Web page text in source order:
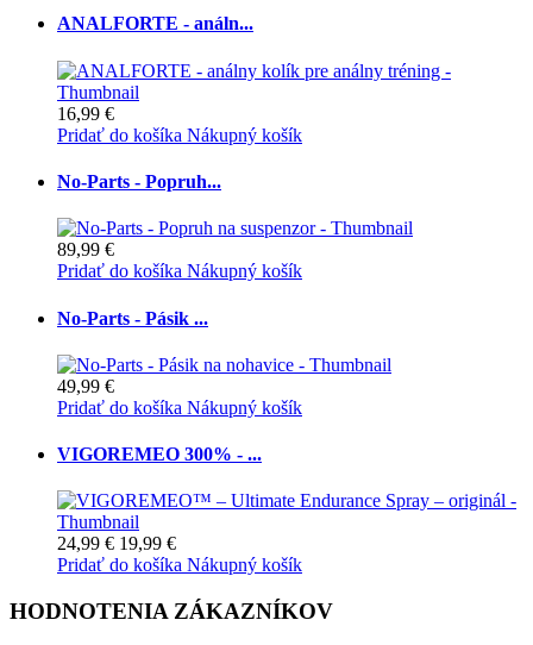
ANALFORTE - análn...
16,99 €
Pridať do košíka Nákupný košík
No-Parts - Popruh...
89,99 €
Pridať do košíka Nákupný košík
No-Parts - Pásik ...
49,99 €
Pridať do košíka Nákupný košík
VIGOREMEO 300% - ...
24,99 € 19,99 €
Pridať do košíka Nákupný košík
HODNOTENIA ZÁKAZNÍKOV